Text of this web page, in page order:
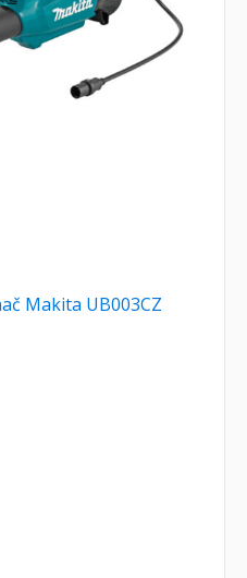
Makita UB003CZ